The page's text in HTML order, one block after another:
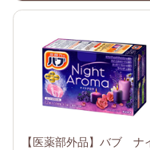
【医薬部外品】バブ ナ